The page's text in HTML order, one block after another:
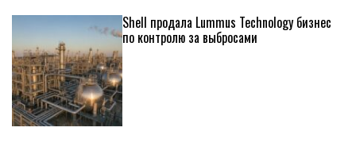
Shell продала Lummus Technology бизнес
по контролю за выбросами